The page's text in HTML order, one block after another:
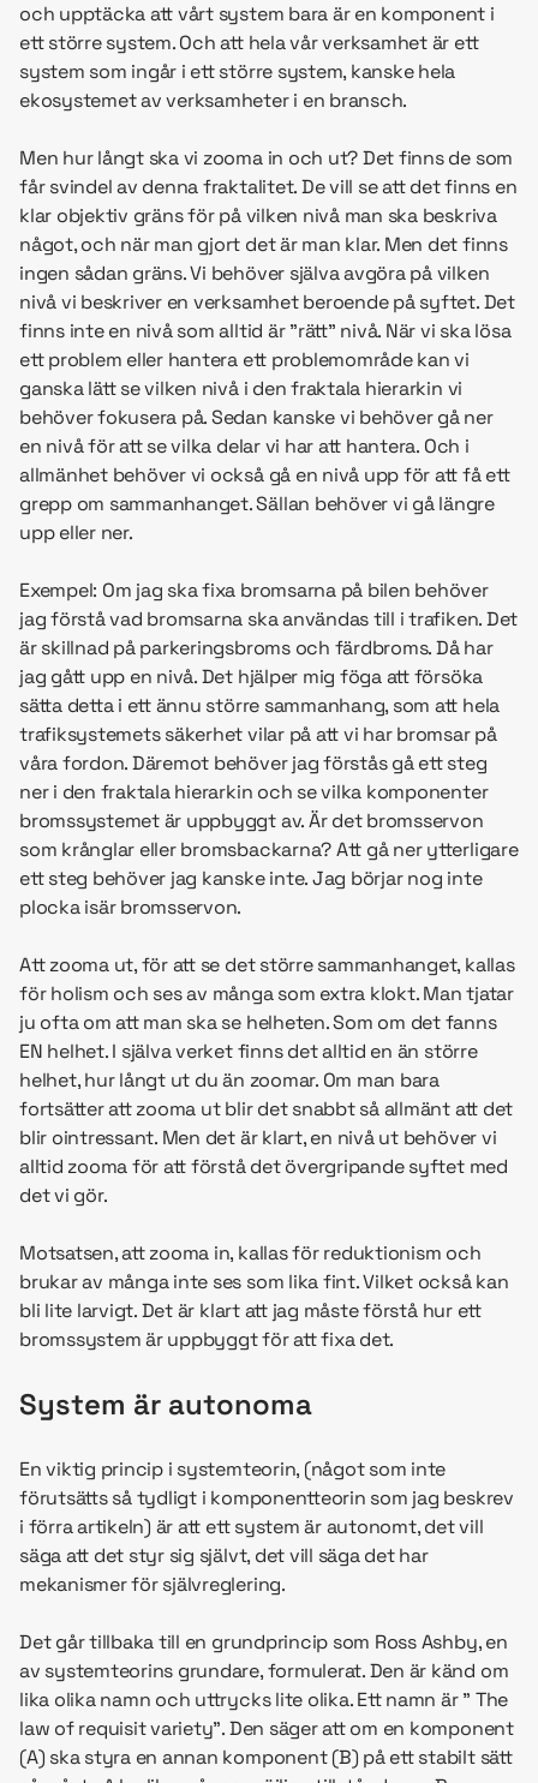
och upptäcka att vårt system bara är en komponent i
ett större system. Och att hela vår verksamhet är ett
system som ingår i ett större system, kanske hela
ekosystemet av verksamheter i en bransch.
Men hur långt ska vi zooma in och ut? Det finns de som
får svindel av denna fraktalitet. De vill se att det finns en
klar objektiv gräns för på vilken nivå man ska beskriva
något, och när man gjort det är man klar. Men det finns
ingen sådan gräns. Vi behöver själva avgöra på vilken
nivå vi beskriver en verksamhet beroende på syftet. Det
finns inte en nivå som alltid är ”rätt” nivå. När vi ska lösa
ett problem eller hantera ett problemområde kan vi
ganska lätt se vilken nivå i den fraktala hierarkin vi
behöver fokusera på. Sedan kanske vi behöver gå ner
en nivå för att se vilka delar vi har att hantera. Och i
allmänhet behöver vi också gå en nivå upp för att få ett
grepp om sammanhanget. Sällan behöver vi gå längre
upp eller ner.
Exempel: Om jag ska fixa bromsarna på bilen behöver
jag förstå vad bromsarna ska användas till i trafiken. Det
är skillnad på parkeringsbroms och färdbroms. Då har
jag gått upp en nivå. Det hjälper mig föga att försöka
sätta detta i ett ännu större sammanhang, som att hela
trafiksystemets säkerhet vilar på att vi har bromsar på
våra fordon. Däremot behöver jag förstås gå ett steg
ner i den fraktala hierarkin och se vilka komponenter
bromssystemet är uppbyggt av. Är det bromsservon
som krånglar eller bromsbackarna? Att gå ner ytterligare
ett steg behöver jag kanske inte. Jag börjar nog inte
plocka isär bromsservon.
Att zooma ut, för att se det större sammanhanget, kallas
för holism och ses av många som extra klokt. Man tjatar
ju ofta om att man ska se helheten. Som om det fanns
EN helhet. I själva verket finns det alltid en än större
helhet, hur långt ut du än zoomar. Om man bara
fortsätter att zooma ut blir det snabbt så allmänt att det
blir ointressant. Men det är klart, en nivå ut behöver vi
alltid zooma för att förstå det övergripande syftet med
det vi gör.
Motsatsen, att zooma in, kallas för reduktionism och
brukar av många inte ses som lika fint. Vilket också kan
bli lite larvigt. Det är klart att jag måste förstå hur ett
bromssystem är uppbyggt för att fixa det.
System är autonoma
En viktig princip i systemteorin, (något som inte
förutsätts så tydligt i komponentteorin som jag beskrev
i förra artikeln) är att ett system är autonomt, det vill
säga att det styr sig självt, det vill säga det har
mekanismer för självreglering.
Det går tillbaka till en grundprincip som Ross Ashby, en
av systemteorins grundare, formulerat. Den är känd om
lika olika namn och uttrycks lite olika. Ett namn är ” The
law of requisit variety”. Den säger att om en komponent
(A) ska styra en annan komponent (B) på ett stabilt sätt